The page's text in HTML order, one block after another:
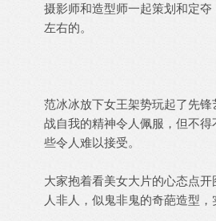
摄影师和造型师一起策划和定
左右的。
范冰冰放下女王架势玩起了先
战自我的精神令人佩服，但不
些令人难以接受。
大家抱着看美女大片的心态点
人非人，似鬼非鬼的奇葩造型，